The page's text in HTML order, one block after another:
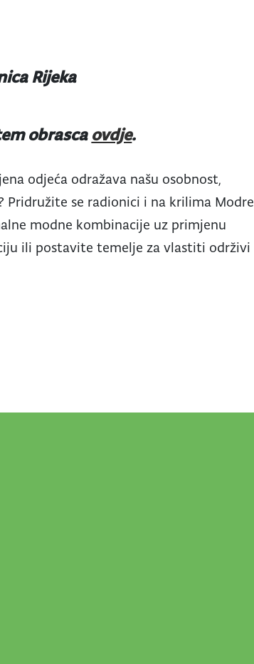
Rijeka
obrasca ovdje.
odjeća odražava našu osobnost,
se radionici i na krilima Modre
modne kombinacije uz primjenu
ili postavite temelje za vlastiti održivi